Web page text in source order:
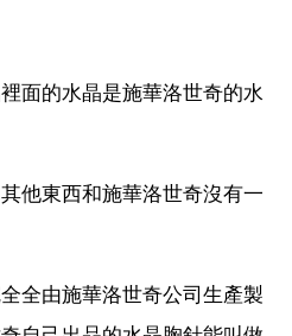
面的水晶是施華洛世奇的水
他東西和施華洛世奇沒有一
全由施華洛世奇公司生產製